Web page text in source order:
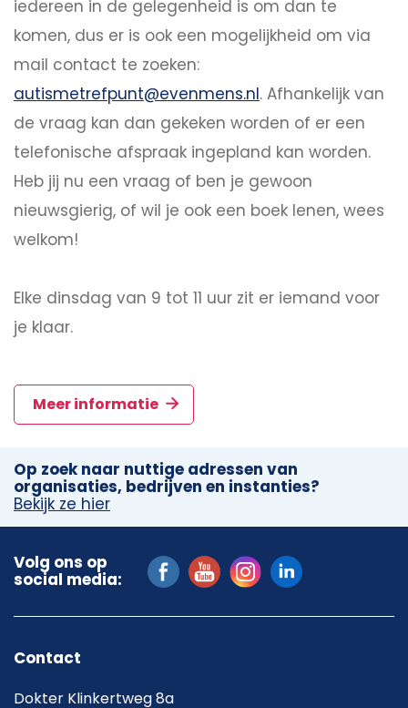
iedereen in de gelegenheid is om dan te
komen, dus er is ook een mogelijkheid om via
mail contact te zoeken:
autismetrefpunt@evenmens.nl. Afhankelijk van
de vraag kan dan gekeken worden of er een
telefonische afspraak ingepland kan worden.
Heb jij nu een vraag of ben je gewoon
nieuwsgierig, of wil je ook een boek lenen, wees
welkom!
Elke dinsdag van 9 tot 11 uur zit er iemand voor
je klaar.
Meer informatie
Op zoek naar nuttige adressen van
organisaties, bedrijven en instanties?
Bekijk ze hier
Volg ons op
social media:
Contact
Dokter Klinkertweg 8a